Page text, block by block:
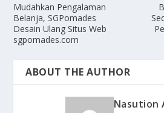
Mudahkan Pengalaman
Belanja, SGPomades
Desain Ulang Situs Web
sgpomades.com
ABOUT THE AUTHOR
Nasution